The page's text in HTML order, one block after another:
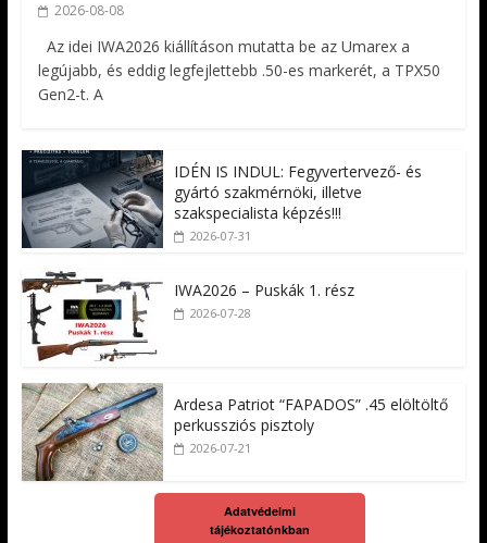
2026-08-08
Az idei IWA2026 kiállításon mutatta be az Umarex a
legújabb, és eddig legfejlettebb .50-es markerét, a TPX50
Gen2-t. A
IDÉN IS INDUL: Fegyvertervező- és
gyártó szakmérnöki, illetve
szakspecialista képzés!!!
2026-07-31
IWA2026 – Puskák 1. rész
2026-07-28
Ardesa Patriot “FAPADOS” .45 elöltöltő
perkussziós pisztoly
2026-07-21
Adatvédelmi
tájékoztatónkban